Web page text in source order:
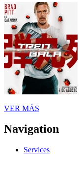
VER MÁS
Navigation
Services